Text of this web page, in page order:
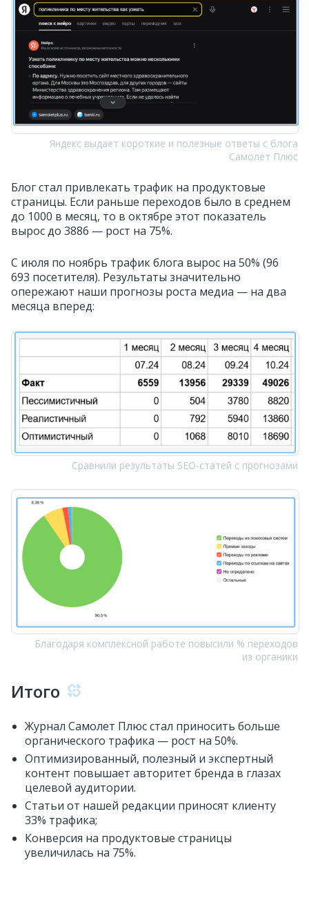
Яндекс выдает короткие и полезные ответы с блога
Самолет Плюс
Блог стал привлекать трафик на продуктовые
страницы. Если раньше переходов было в среднем
до 1000 в месяц, то в октябре этот показатель
вырос до 3886 — рост на 75%.
С июля по ноябрь трафик блога вырос на 50% (96
693 посетителя). Результаты значительно
опережают наши прогнозы роста медиа — на два
месяца вперед:
Сравнили результаты SEO‑статей с прогнозами
Благодаря комплексной работе повысили % переходов
из органики
Итого
Журнал Самолет Плюс стал приносить больше
органического трафика — рост на 50%.
Оптимизированный, полезный и экспертный
контент повышает авторитет бренда в глазах
целевой аудитории.
Статьи от нашей редакции приносят клиенту
33% трафика;
Конверсия на продуктовые страницы
увеличилась на 75%.